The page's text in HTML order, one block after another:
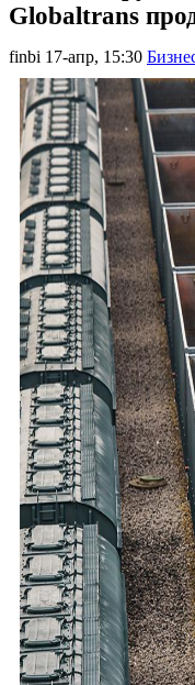
Globaltrans
finbi 17-апр, 15:30